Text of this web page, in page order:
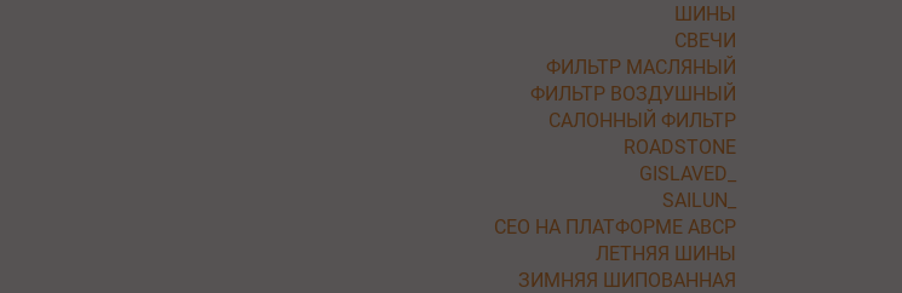
ШИНЫ
СВЕЧИ
ФИЛЬТР МАСЛЯНЫЙ
ФИЛЬТР ВОЗДУШНЫЙ
САЛОННЫЙ ФИЛЬТР
ROADSTONE
GISLAVED_
SAILUN_
СЕО НА ПЛАТФОРМЕ ABCP
ЛЕТНЯЯ ШИНЫ
ЗИМНЯЯ ШИПОВАННАЯ